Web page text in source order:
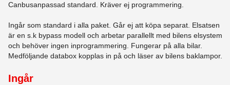
Canbusanpassad standard. Kräver ej programmering.
Ingår som standard i alla paket. Går ej att köpa separat. Elsatsen
är en s.k bypass modell och arbetar parallellt med bilens elsystem
och behöver ingen inprogrammering. Fungerar på alla bilar.
Medföljande databox kopplas in på och läser av bilens baklampor.
Ingår